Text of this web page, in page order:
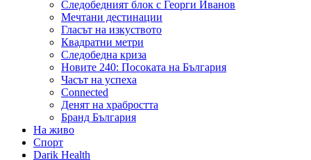
Следобедният блок с Георги Иванов
Мечтани дестинации
Гласът на изкуството
Квадратни метри
Следобедна криза
Новите 240: Посоката на България
Часът на успеха
Connected
Денят на храбростта
Бранд България
На живо
Спорт
Darik Health